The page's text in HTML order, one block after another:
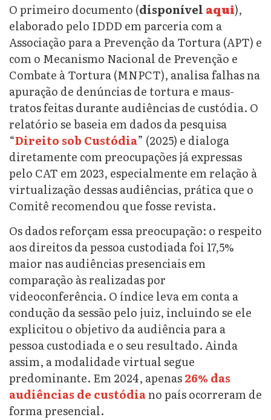
O primeiro documento (disponível aqui),
elaborado pelo IDDD em parceria com a
Associação para a Prevenção da Tortura (APT) e
com o Mecanismo Nacional de Prevenção e
Combate à Tortura (MNPCT), analisa falhas na
apuração de denúncias de tortura e maus-
tratos feitas durante audiências de custódia. O
relatório se baseia em dados da pesquisa
“Direito sob Custódia” (2025) e dialoga
diretamente com preocupações já expressas
pelo CAT em 2023, especialmente em relação à
virtualização dessas audiências, prática que o
Comitê recomendou que fosse revista.
Os dados reforçam essa preocupação: o respeito
aos direitos da pessoa custodiada foi 17,5%
maior nas audiências presenciais em
comparação às realizadas por
videoconferência. O índice leva em conta a
condução da sessão pelo juiz, incluindo se ele
explicitou o objetivo da audiência para a
pessoa custodiada e o seu resultado. Ainda
assim, a modalidade virtual segue
predominante. Em 2024, apenas26% das
audiências de custódiano país ocorreram de
forma presencial.